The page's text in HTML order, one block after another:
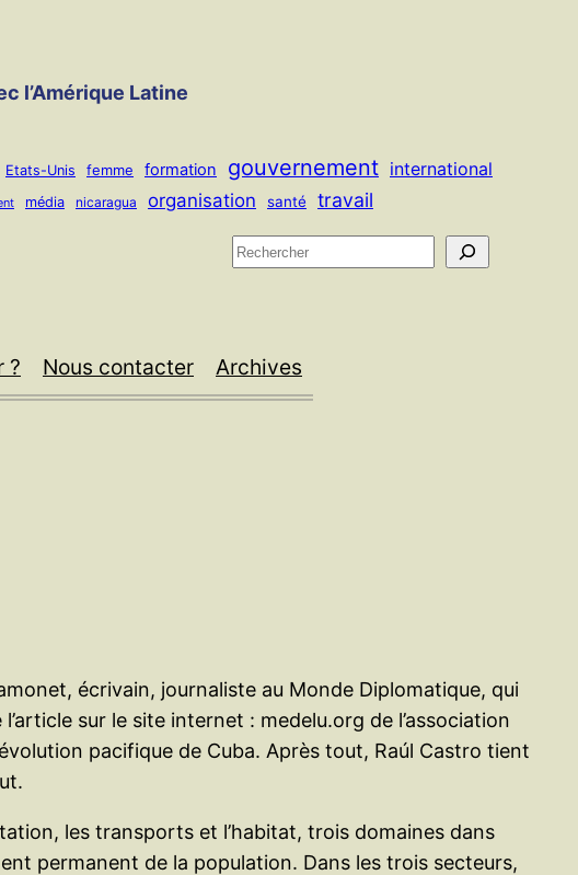
l’Amérique Latine
Etats-Unis femme formation gouvernement international
média nicaragua organisation santé travail
R
e
r
? Nous contacter Archives
écrivain, journaliste au Monde Diplomatique, qui
sur le site internet : medelu.org de l’association
pacifique de Cuba. Après tout, Raúl Castro tient
les transports et l’habitat, trois domaines dans
permanent de la population. Dans les trois secteurs,